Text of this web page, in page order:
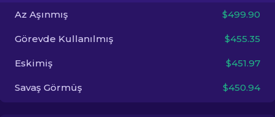
Az Aşınmış $499.90
Görevde Kullanılmış $455.35
Eskimiş $451.97
Savaş Görmüş $450.94